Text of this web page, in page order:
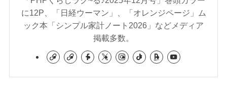
に12P、「日経ウーマン」、「オレンジページ」ム
ック本「シンプル家計ノート2026」などメディア
掲載多数。